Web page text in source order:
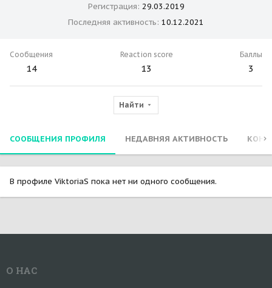
Регистрация 29.03.2019
Последняя активность 10.12.2021
Сообщения
14
Reaction score
13
Баллы
3
Найти
СООБЩЕНИЯ ПРОФИЛЯ НЕДАВНЯЯ АКТИВНОСТЬ
В профиле ViktoriaS пока нет ни одного сообщения.
О НАС